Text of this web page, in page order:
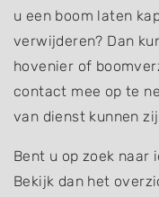
u een boom laten
verwijderen? Dan
hovenier of
contact mee op te
van dienst kunnen
Bent u op zoek naar
Bekijk dan het